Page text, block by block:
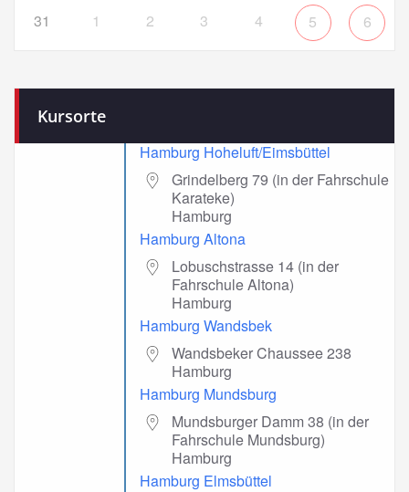
31 1 2 3 4 5 6
Kursorte
Hamburg Hoheluft/Eimsbüttel
Grindelberg 79 (in der Fahrschule
Karateke)
Hamburg
Hamburg Altona
Lobuschstrasse 14 (in der
Fahrschule Altona)
Hamburg
Hamburg Wandsbek
Wandsbeker Chaussee 238
Hamburg
Hamburg Mundsburg
Mundsburger Damm 38 (in der
Fahrschule Mundsburg)
Hamburg
Hamburg Elmsbüttel